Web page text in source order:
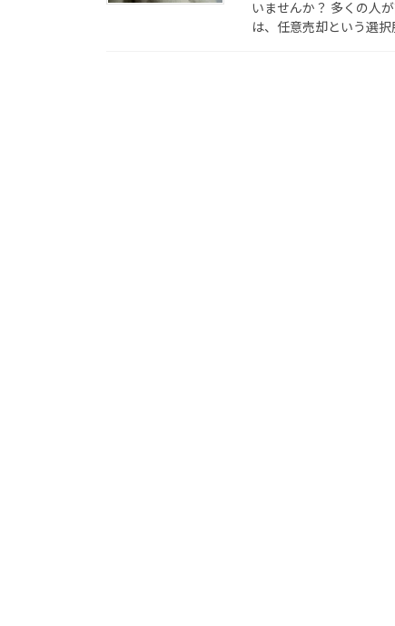
いませんか？ 多くの人
は、任意売却という選